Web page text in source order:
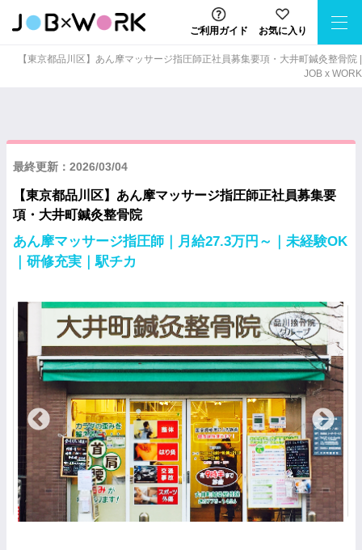
ご利用ガイド お気に入り
【東京都品川区】あん摩マッサージ指圧師正社員募集要項・大井町鍼灸整骨院 |
JOB x WORK
最終更新：2026/03/04
【東京都品川区】あん摩マッサージ指圧師正社員募集要
項・大井町鍼灸整骨院
あん摩マッサージ指圧師｜月給27.3万円～｜未経験OK
｜研修充実｜駅チカ